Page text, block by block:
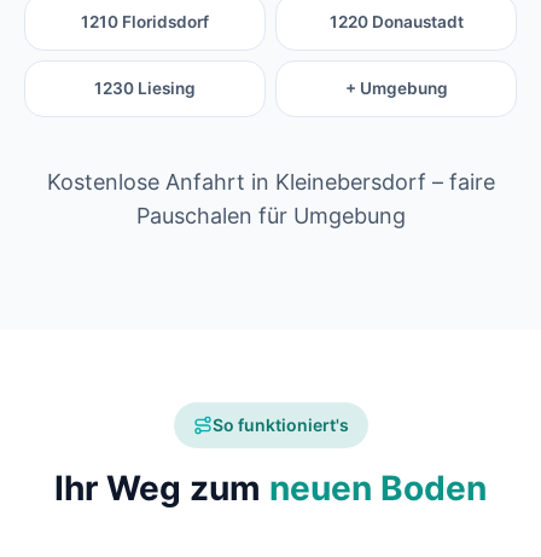
1210 Floridsdorf 1220 Donaustadt
1230 Liesing + Umgebung
Kostenlose Anfahrt in Kleinebersdorf – faire
Pauschalen für Umgebung
So funktioniert's
Ihr Weg zum neuen Boden